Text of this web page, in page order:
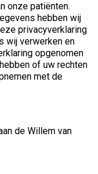
onze patiënten.
hebben wij
privacyverklaring
wij verwerken en
opgenomen
of uw rechten
met de
de Willem van